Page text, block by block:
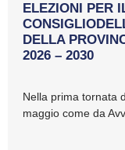
ELEZIONI PER
DELLA
2026 – 2030
Nella prima tornata
maggio come da